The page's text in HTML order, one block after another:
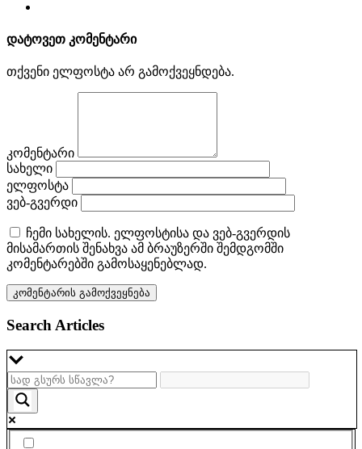
დატოვეთ კომენტარი
თქვენი ელფოსტა არ გამოქვეყნდება.
კომენტარი
სახელი
ელფოსტა
ვებ-გვერდი
ჩემი სახელის. ელფოსტისა და ვებ-გვერდის
მისამართის შენახვა ამ ბრაუზერში შემდგომში
კომენტარებში გამოსაყენებლად.
Search Articles